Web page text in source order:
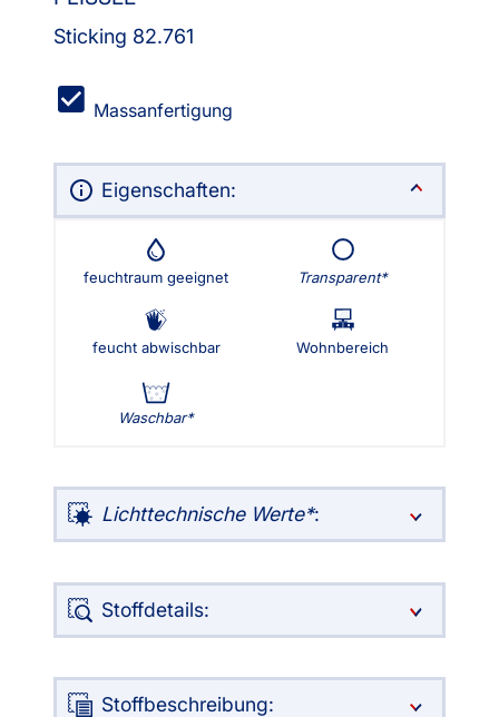
Sticking 82.761
Massanfertigung
Eigenschaften:
feuchtraum geeignet Transparent
feucht abwischbar Wohnbereich
Waschbar
Lichttechnische Werte :
Stoffdetails:
Stoffbeschreibung: